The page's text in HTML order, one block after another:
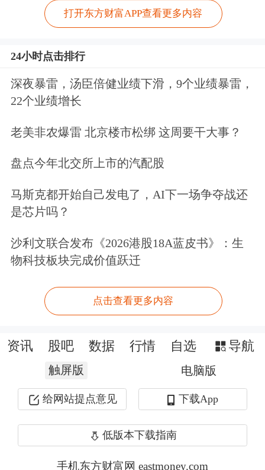
打开东方财富APP查看更多内容
24小时点击排行
深夜暴雷，汤臣倍健业绩下滑，9个业绩暴雷，
22个业绩增长
老美非农爆雷 北京楼市松绑 这周要干大事？
盘点今年北交所上市的汽配股
马斯克都开始自己发电了，AI下一场争夺战还
是芯片吗？
沙利文联合发布《2026港股18A蓝皮书》：生
物科技板块完成价值跃迁
点击查看更多内容
资讯 股吧 数据 行情 自选 导航
触屏版 电脑版
给网站提点意见 下载App
低版本下载指南
手机东方财富网 eastmoney.com